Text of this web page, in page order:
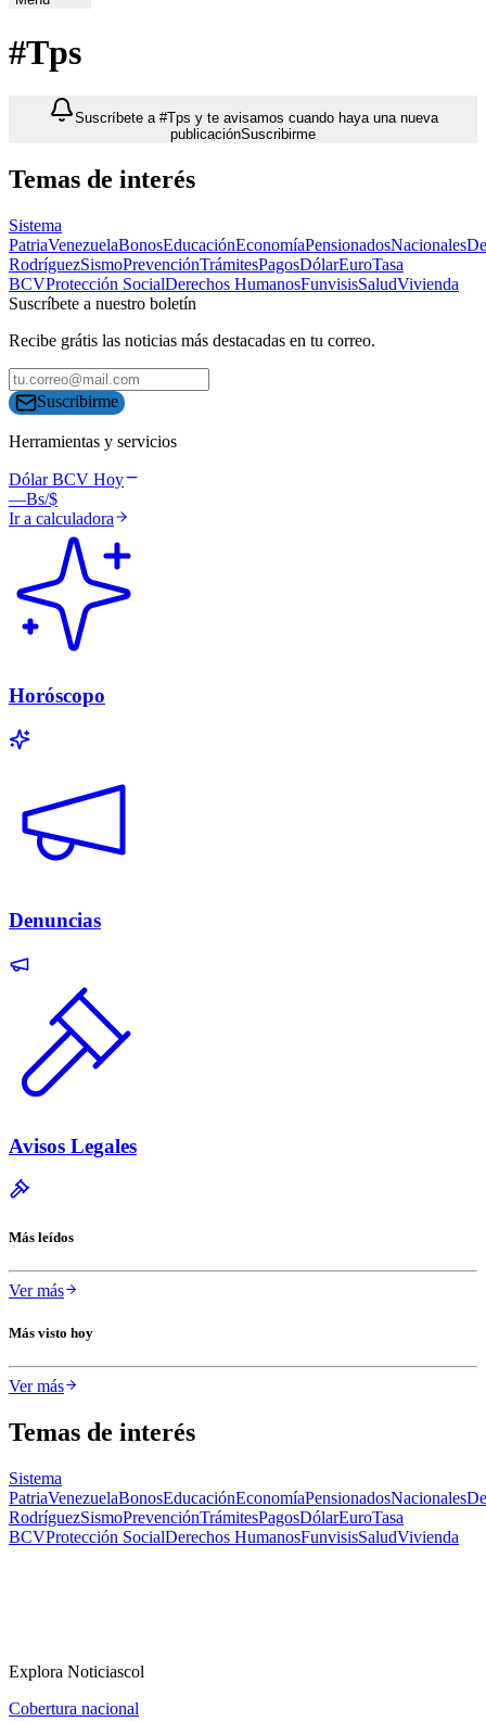
#Tps
Suscríbete a #Tps y te avisamos cuando haya una nueva
publicaciónSuscribirme
Temas de interés
Sistema
PatriaVenezuelaBonosEducaciónEconomíaPensionadosNacionales
RodríguezSismoPrevenciónTrámitesPagosDólarEuroTasa
BCVProtección SocialDerechos HumanosFunvisisSaludVivienda
Suscríbete a nuestro boletín
Recibe grátis las noticias más destacadas en tu correo.
Suscribirme
Herramientas y servicios
Dólar BCV Hoy
—Bs/$
Ir a calculadora
Horóscopo
Denuncias
Avisos Legales
Más leídos
Ver más
Más visto hoy
Ver más
Temas de interés
Sistema
PatriaVenezuelaBonosEducaciónEconomíaPensionadosNacionales
RodríguezSismoPrevenciónTrámitesPagosDólarEuroTasa
BCVProtección SocialDerechos HumanosFunvisisSaludVivienda
Explora Noticiascol
Cobertura nacional